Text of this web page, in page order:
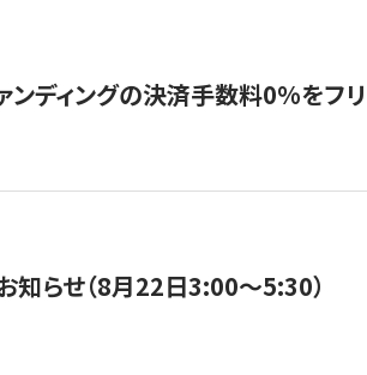
ンディングの決済手数料0%をフ
知らせ（8月22日3:00〜5:30）